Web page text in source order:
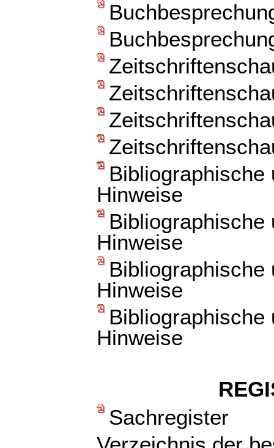
Bibliographische
Hinweise
Bibliographische
Hinweise
Bibliographische
Hinweise
Bibliographische
Hinweise
Sachregister